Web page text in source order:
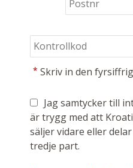
* Skriv in den
Jag samtycker till
är trygg med att
säljer vidare eller
tredje part.